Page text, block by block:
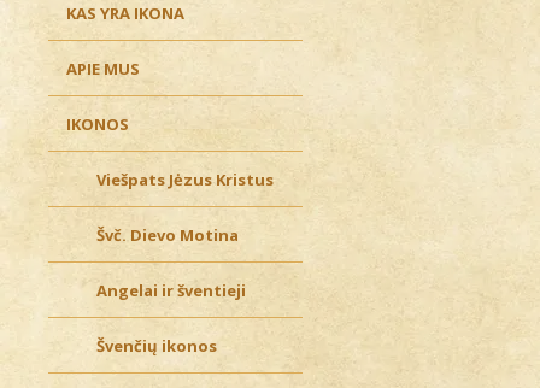
KAS YRA IKONA
APIE MUS
IKONOS
Viešpats Jėzus Kristus
Švč. Dievo Motina
Angelai ir šventieji
Švenčių ikonos